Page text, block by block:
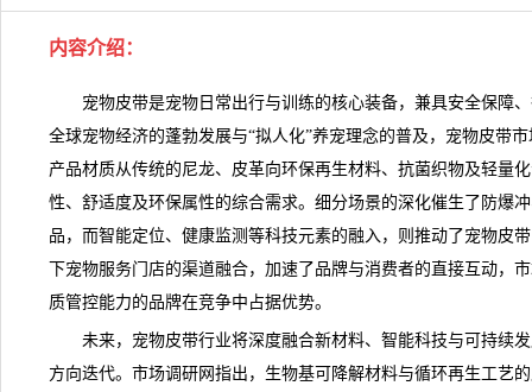
内容介绍：
宠物皮带是宠物日常出行与训练的核心装备，兼具安全保障、
全球宠物经济的蓬勃发展与“拟人化”养宠理念的普及，宠物皮带
产品材质从传统的尼龙、皮革向环保再生材料、抗菌织物及轻量
性、舒适度及环保属性的综合需求。细分场景的深化催生了防爆
品，而智能定位、健康监测等科技元素的融入，则推动了宠物皮带
下宠物服务门店的渠道融合，加速了品牌与消费者的直接互动，
质管控能力的品牌在竞争中占据优势。
未来，宠物皮带行业将深度融合新材料、智能科技与可持续发
方向迭代。 市场调研网 指出，生物基可降解材料与循环再生工艺